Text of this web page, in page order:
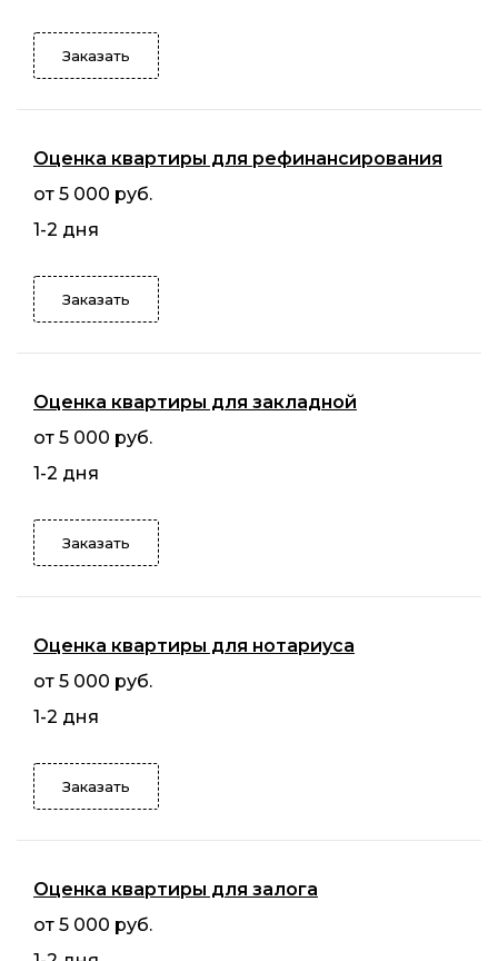
Заказать
Оценка квартиры для рефинансирования
от 5 000 руб.
1-2 дня
Заказать
Оценка квартиры для закладной
от 5 000 руб.
1-2 дня
Заказать
Оценка квартиры для нотариуса
от 5 000 руб.
1-2 дня
Заказать
Оценка квартиры для залога
от 5 000 руб.